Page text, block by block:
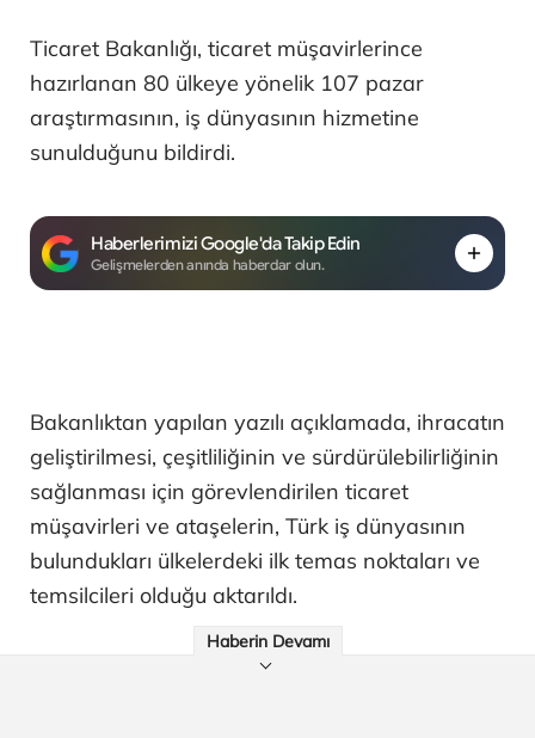
Ticaret Bakanlığı, ticaret müşavirlerince
hazırlanan 80 ülkeye yönelik 107 pazar
araştırmasının, iş dünyasının hizmetine
sunulduğunu bildirdi.
Haberlerimizi Google'da Takip Edin
Gelişmelerden anında haberdar olun.
Bakanlıktan yapılan yazılı açıklamada, ihracatın
geliştirilmesi, çeşitliliğinin ve sürdürülebilirliğinin
sağlanması için görevlendirilen ticaret
müşavirleri ve ataşelerin, Türk iş dünyasının
bulundukları ülkelerdeki ilk temas noktaları ve
temsilcileri olduğu aktarıldı.
Haberin Devamı